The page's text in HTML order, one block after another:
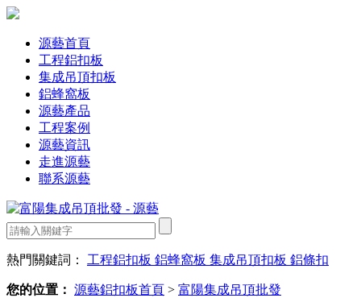
源藝首頁
工程鋁扣板
集成吊頂扣板
鋁蜂窩板
源藝產品
工程案例
源藝資訊
走進源藝
聯系源藝
熱門關鍵詞： 工程鋁扣板 鋁蜂窩板 集成吊頂扣板 鋁條扣
您的位置： 源藝鋁扣板首頁 > 富陽集成吊頂批發